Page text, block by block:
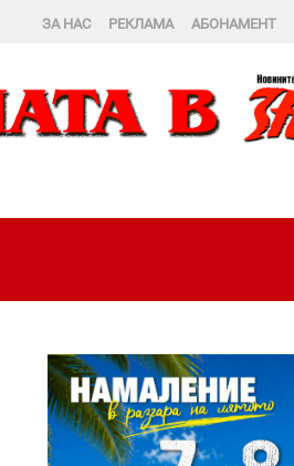
ЗА НАС РЕКЛАМА АБОНАМЕНТ